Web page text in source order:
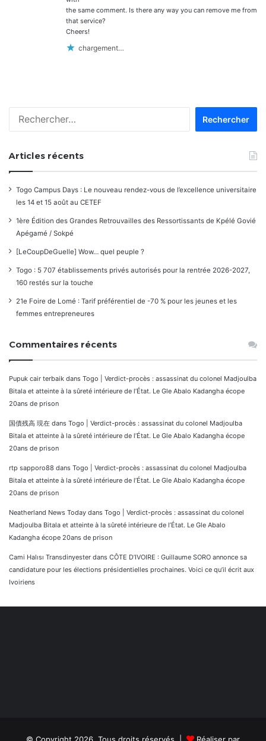
the same comment. Is there any way you can remove me from
that service?
Cheers!
chargement…
Articles récents
Togo Campus Days : Le nouveau rendez-vous de l’excellence universitaire
les 14 et 15 août au CETEF
1ère Édition des Grandes Retrouvailles des Ressortissants de Kpélé Govié
Apégamé / Sokpé
[LeCoupDeGuelle] Wow… quel peuple ?
Togo : 5 707 établissements privés autorisés pour la rentrée 2026-2027,
160 restés sur la touche
21e Foire de Lomé : Tarif préférentiel de -70 % pour les jeunes et les
femmes entrepreneures
Commentaires récents
Pupuk cair terbaik dans Togo | Verdict-procès : assassinat du colonel Madjoulba
Bitala et atteinte à la sûreté intérieure de l’État. Le Gle Abalo Kadangha écope
20ans de prison
国債残高 現在 dans Togo | Verdict-procès : assassinat du colonel Madjoulba
Bitala et atteinte à la sûreté intérieure de l’État. Le Gle Abalo Kadangha écope
20ans de prison
rtp sapporo88 dans Togo | Verdict-procès : assassinat du colonel Madjoulba
Bitala et atteinte à la sûreté intérieure de l’État. Le Gle Abalo Kadangha écope
20ans de prison
Neatherland News Today dans Togo | Verdict-procès : assassinat du colonel
Madjoulba Bitala et atteinte à la sûreté intérieure de l’État. Le Gle Abalo
Kadangha écope 20ans de prison
Cami Halısı Transdinyester dans CÔTE D’IVOIRE : Guillaume SORO annonce sa
candidature pour les élections présidentielles prochaines. Voici ce qu’il écrit aux
Ivoiriens
© Copyright 2026, Tous droits réservés | Réaliser par